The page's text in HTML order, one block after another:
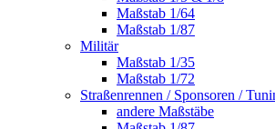
Maßstab 1/64
Maßstab 1/87
Militär
Maßstab 1/35
Maßstab 1/72
Straßenrennen / Sponsoren /
andere Maßstäbe